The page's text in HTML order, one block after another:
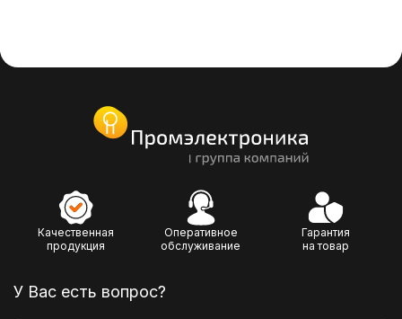
Качественная
продукция
Оперативное
обслуживание
Гарантия
на товар
У Вас есть вопрос?